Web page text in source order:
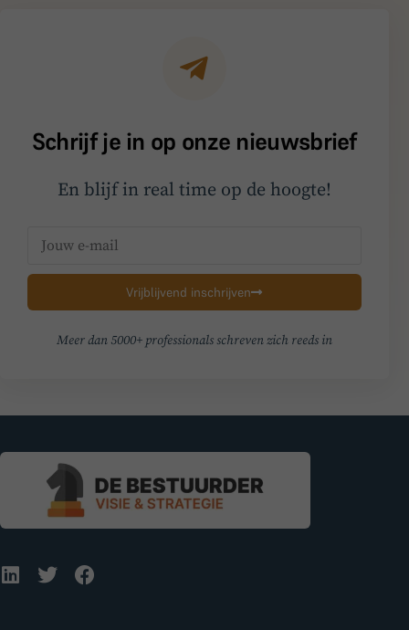
Schrijf je in op onze nieuwsbrief
En blijf in real time op de hoogte!
Vrijblijvend inschrijven
Meer dan 5000+ professionals schreven zich reeds in